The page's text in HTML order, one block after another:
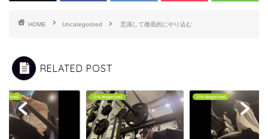
HOME Uncategorized 意識して徹底的にやり込む
RELATED POST
Uncategorized Uncategorized